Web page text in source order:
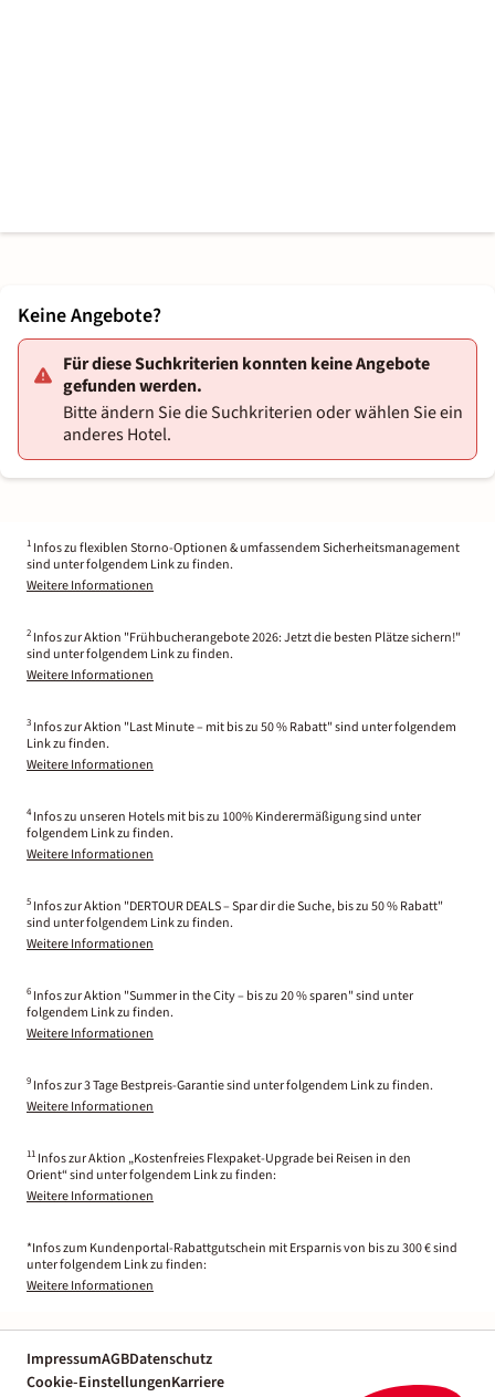
Keine Angebote?
Für diese Suchkriterien konnten keine Angebote
gefunden werden.
Bitte ändern Sie die Suchkriterien oder wählen Sie ein
anderes Hotel.
1 Infos zu flexiblen Storno-Optionen & umfassendem Sicherheitsmanagement
sind unter folgendem Link zu finden.
Weitere Informationen
2 Infos zur Aktion "Frühbucherangebote 2026: Jetzt die besten Plätze sichern!"
sind unter folgendem Link zu finden.
Weitere Informationen
3 Infos zur Aktion "Last Minute – mit bis zu 50 % Rabatt" sind unter folgendem
Link zu finden.
Weitere Informationen
4 Infos zu unseren Hotels mit bis zu 100% Kinderermäßigung sind unter
folgendem Link zu finden.
Weitere Informationen
5 Infos zur Aktion "DERTOUR DEALS – Spar dir die Suche, bis zu 50 % Rabatt"
sind unter folgendem Link zu finden.
Weitere Informationen
6 Infos zur Aktion "Summer in the City – bis zu 20 % sparen" sind unter
folgendem Link zu finden.
Weitere Informationen
9 Infos zur 3 Tage Bestpreis-Garantie sind unter folgendem Link zu finden.
Weitere Informationen
11 Infos zur Aktion „Kostenfreies Flexpaket-Upgrade bei Reisen in den
Orient“ sind unter folgendem Link zu finden:
Weitere Informationen
*Infos zum Kundenportal-Rabattgutschein mit Ersparnis von bis zu 300 € sind
unter folgendem Link zu finden:
Weitere Informationen
ImpressumAGBDatenschutz
Cookie-EinstellungenKarriere